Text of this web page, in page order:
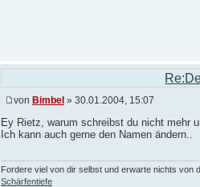
von Bimbel » 30.01.2004, 15:07
Ey Rietz, warum schreibst du nicht mehr
Ich kann auch gerne den Namen ändern..
Fordere viel von dir selbst und erwarte nichts von
Schärfentiefe